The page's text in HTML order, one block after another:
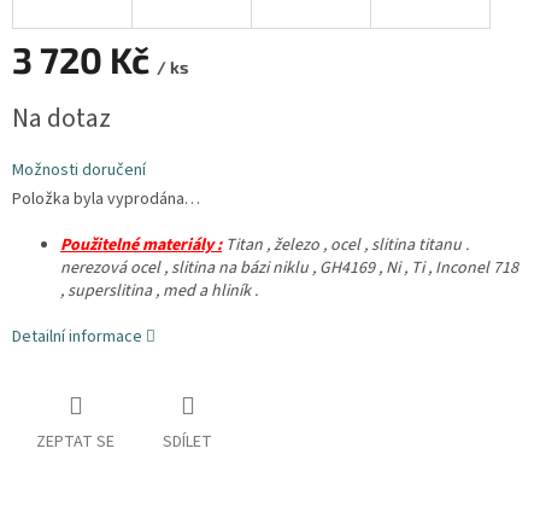
3 720 Kč / ks
cena:
Na dotaz
Možnosti doručení
Položka byla vyprodána…
Použitelné materiály : Titan , železo , ocel , slitina titanu .
nerezová ocel , slitina na bázi niklu , GH4169 , Ni , Ti , Inconel 718
, superslitina , med a hliník .
Detailní informace
ZEPTAT SE SDÍLET